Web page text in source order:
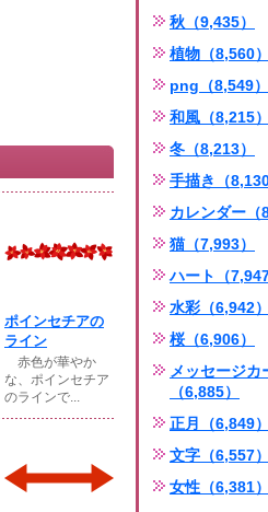
ポインセチアの
ライン
赤色が華やか
な、ポインセチア
のラインで...
秋（9,435）
植物（8,560）
png（8,549）
和風（8,215）
冬（8,213）
手描き（8,130
カレンダー（
猫（7,993）
ハート（7,947
水彩（6,942）
桜（6,906）
メッセージカ
（6,885）
正月（6,849）
文字（6,557）
女性（6,381）